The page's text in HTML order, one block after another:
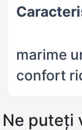
marime
confort
Ne puteți